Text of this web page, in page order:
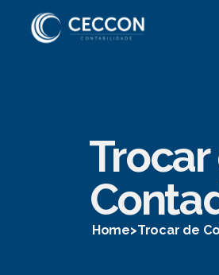
Home>Trocar de